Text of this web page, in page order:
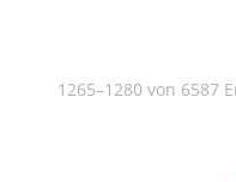
1265–1280 von 6587